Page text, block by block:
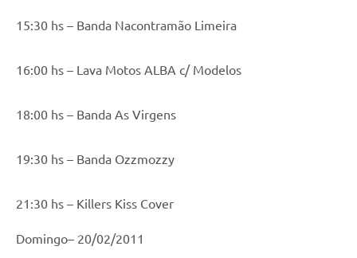
15:30 hs – Banda Nacontramão Limeira
16:00 hs – Lava Motos ALBA c/ Modelos
18:00 hs – Banda As Virgens
19:30 hs – Banda Ozzmozzy
21:30 hs – Killers Kiss Cover
Domingo– 20/02/2011